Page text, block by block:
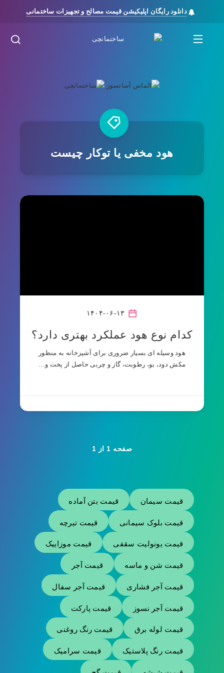
دانلود رایگان اپلیکیشن قیمت مصالح و تجهیزات ساختمانی
هود مخفی یا توکار چیست
کدام نوع هود عملکرد بهتری دارد؟
هود وسیله ای بسیار ضروری برای آشپزخانه به منظور
مکش دود، بو، رطوبت، گاز و چربی حاصل از پخت و…
صفحه 1 از 1
قیمت سیمان قیمت بتن آماده
قیمت بلوک سیمانی قیمت تیرچه
قیمت یونولیت سقفی قیمت موزاییک
قیمت شن و ماسه قیمت آجر
قیمت آجر فشاری قیمت آجر سفال
قیمت آجر نسوز قیمت پارکت
قیمت لوله برق قیمت رنگ روغنی
قیمت رنگ پلاستیک قیمت سرامیک